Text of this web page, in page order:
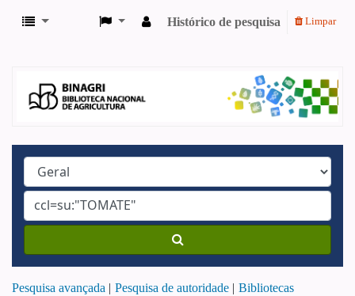
Histórico de pesquisa Limpar
Pesquisa avançada Pesquisa de autoridade Bibliotecas